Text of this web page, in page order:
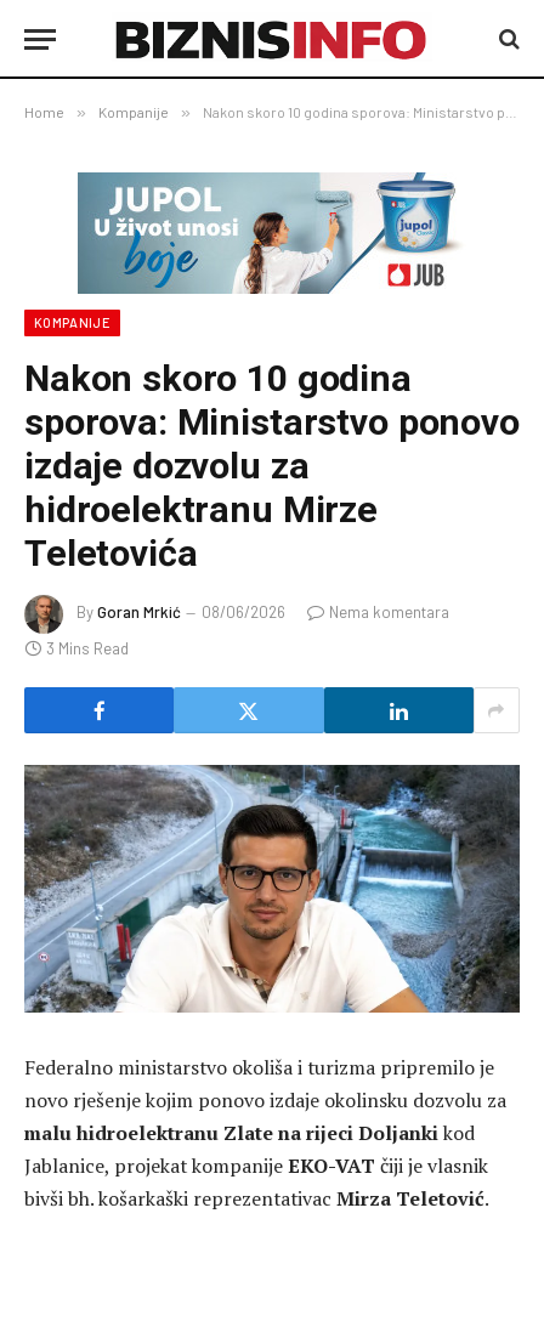
Home » Kompanije » Nakon skoro 10 godina sporova: Ministarstvo ponovo izdaje dozvolu za hidroelektranu Mirze Teletovića
KOMPANIJE
Nakon skoro 10 godina
sporova: Ministarstvo ponovo
izdaje dozvolu za
hidroelektranu Mirze
Teletovića
ByGoran Mrkić 08/06/2026
Nema komentara
3 Mins Read
Federalno ministarstvo okoliša i turizma pripremilo je
novo rješenje kojim ponovo izdaje okolinsku dozvolu za
malu hidroelektranu Zlate na rijeci Doljankikod
Jablanice, projekat kompanijeEKO-VAT čiji je vlasnik
bivši bh. košarkaški reprezentativac Mirza Teletović.